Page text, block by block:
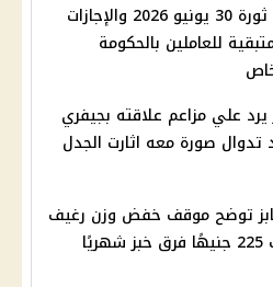
موعد إجازة ثورة 30 يونيو 2026 والإجازات
للعاملين بالحكومة
يرد علي مزاعم علاقته بجيفري
تدوال صورة معه اثارت الجدل
توضح موقف خفض وزن رغيف
الخبز وصرف 225 جنيهًا فرق خبز شهريًا